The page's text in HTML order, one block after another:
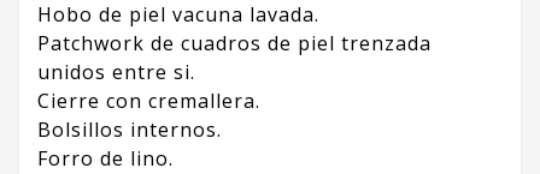
Hobo de piel vacuna lavada.
Patchwork de cuadros de piel trenzada
unidos entre si.
Cierre con cremallera.
Bolsillos internos.
Forro de lino.